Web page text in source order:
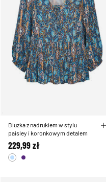
Bluzka z nadrukiem w stylu
paisley i koronkowym detalem
229,99 zł